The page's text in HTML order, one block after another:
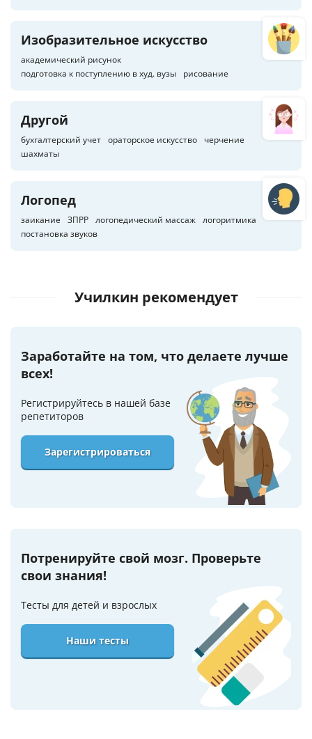
Изобразительное искусство
академический рисунок
подготовка к поступлению в худ. вузы
рисование
Другой
бухгалтерский учет ораторское искусство
черчение
шахматы
Логопед
заикание ЗПРР логопедический массаж логоритмика
постановка звуков
Училкин рекомендует
Заработайте на том, что делаете лучше
всех!
Регистрируйтесь в нашей базе
репетиторов
Зарегистрироваться
Потренируйте свой мозг. Проверьте
свои знания!
Тесты для детей и взрослых
Наши тесты